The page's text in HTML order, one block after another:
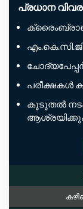
പ്രധാന
പരീക്ഷകൾ
കൂടുതൽ